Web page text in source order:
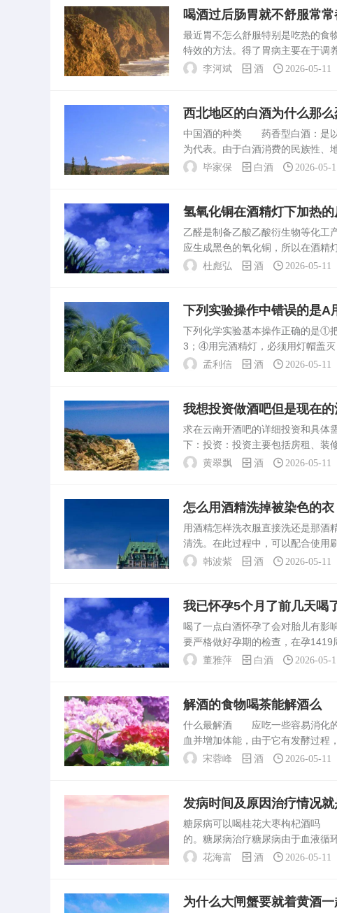
喝酒过后肠胃就不舒服常常
最近胃不怎么舒服特别是吃热的
特效的方法。得了胃病主要在于调
的饮食习惯，一日三餐要定时定量
李河斌 酒 2026-05-
西北地区的白酒为什么那么
中国酒的种类 药香型白酒：是以
为代表。由于白酒消费的民族性、
型酒以四川省及华东地区为多；清
毕家保 白酒 2026-05-
氢氧化铜在酒精灯下加热
乙醛是制备乙酸乙酸衍生物等化
应生成黑色的氧化铜，所以在酒精
应，乙醇。在加热条件下，乙醛和
杜彪弘 酒 2026-05-
下列实验操作中错误的是A
下列化学实验基本操作正确的是
3；④用完酒精灯，必须用灯帽盖
装反应物的试管用冷水冲洗干净；
孟利信 酒 2026-05-
我想投资做酒吧但是现在
求在云南开酒吧的详细投资和具
下：投资：投资主要包括房租、装
和设备根据酒吧的定位和规模，酒
黄翠飘 酒 2026-05-
怎么用酒精洗掉被染色的衣
用酒精怎样洗衣服直接洗还是那
清洗。在此过程中，可以配合使用
洗衣服时，应避免将其接触到衣物
韩波紫 酒 2026-05-
我已怀孕5个月了前几天喝
喝了一点白酒怀孕了会对胎儿有
要严格做好孕期的检查，在孕1419
羊水穿刺及脐血分析，这样可以明
董雅萍 白酒 2026-05-
解酒的食物喝茶能解酒么
什么最解酒 应吃一些容易消化的
血并增加体能，由于它有发酵过程
误”多年——>；>；>；>；>；PS：
宋蓉峰 酒 2026-05-
发病时间及原因治疗情况
糖尿病可以喝桂花大枣枸杞酒吗
的。糖尿病治疗糖尿病由于血液循
都可以尝试当归四逆汤。糖尿病伤
花海富 酒 2026-05-
为什么大闸蟹要就着黄酒